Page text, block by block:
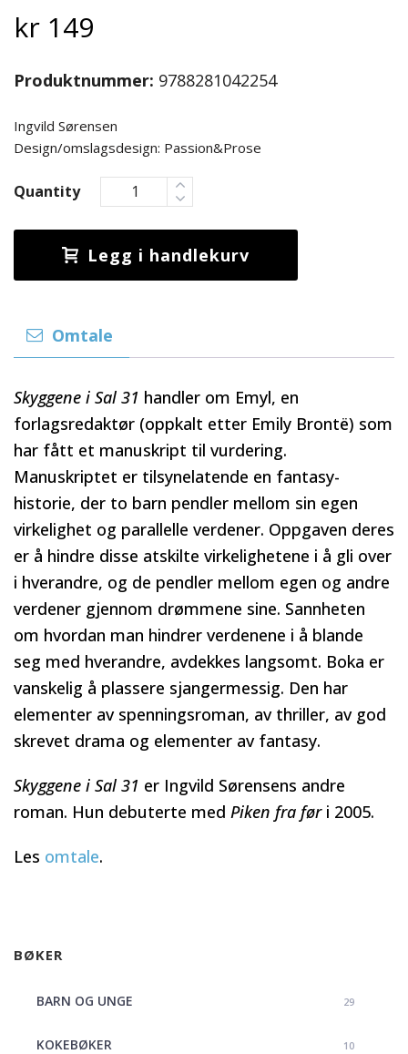
kr 149
Produktnummer: 9788281042254
Ingvild Sørensen
Design/omslagsdesign: Passion&Prose
Quantity
Legg i handlekurv
Omtale
Skyggene i Sal 31 handler om Emyl, en
forlagsredaktør (oppkalt etter Emily Brontë) som
har fått et manuskript til vurdering.
Manuskriptet er tilsynelatende en fantasy-
historie, der to barn pendler mellom sin egen
virkelighet og parallelle verdener. Oppgaven deres
er å hindre disse atskilte virkelighetene i å gli over
i hverandre, og de pendler mellom egen og andre
verdener gjennom drømmene sine. Sannheten
om hvordan man hindrer verdenene i å blande
seg med hverandre, avdekkes langsomt. Boka er
vanskelig å plassere sjangermessig. Den har
elementer av spenningsroman, av thriller, av god
skrevet drama og elementer av fantasy.
Skyggene i Sal 31 er Ingvild Sørensens andre
roman. Hun debuterte med Piken fra føri 2005.
Les omtale.
BØKER
BARN OG UNGE 29
KOKEBØKER 10